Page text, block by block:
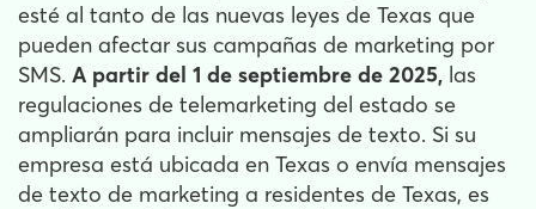
esté al tanto de las nuevas leyes de Texas que
pueden afectar sus campañas de marketing por
SMS. A partir del 1 de septiembre de 2025, las
regulaciones de telemarketing del estado se
ampliarán para incluir mensajes de texto. Si su
empresa está ubicada en Texas o envía mensajes
de texto de marketing a residentes de Texas, es